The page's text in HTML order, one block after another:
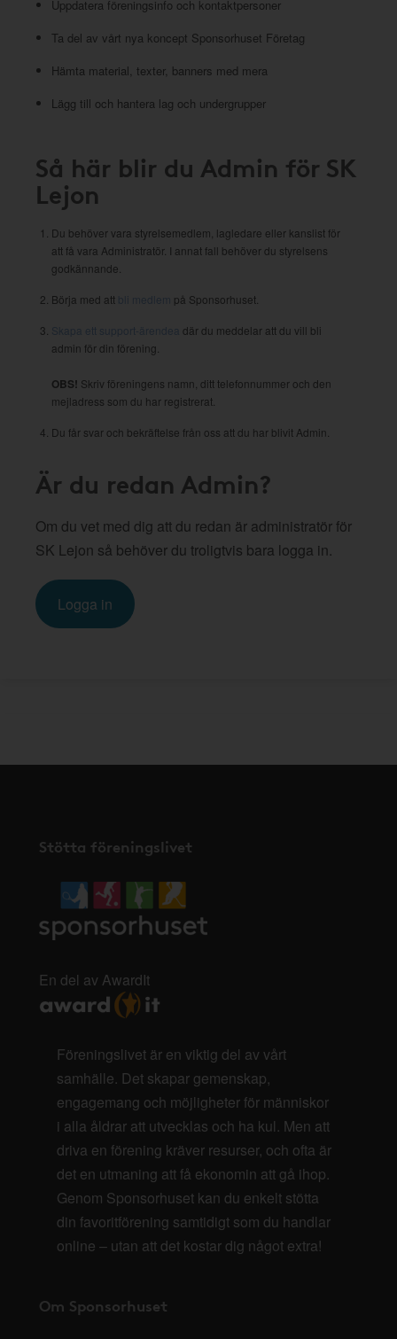
Uppdatera föreningsinfo och kontaktpersoner
Ta del av vårt nya koncept Sponsorhuset Företag
Hämta material, texter, banners med mera
Lägg till och hantera lag och undergrupper
Så här blir du Admin för SK
Lejon
Du behöver vara styrelsemedlem, lagledare eller kanslist för
att få vara Administratör. I annat fall behöver du styrelsens
godkännande.
Börja med att bli medlem på Sponsorhuset.
Skapa ett support-ärendea
där du meddelar att du vill bli
admin för din förening.
OBS! Skriv föreningens namn, ditt telefonnummer och den
mejladress som du har registrerat.
Du får svar och bekräftelse från oss att du har blivit Admin.
Är du redan Admin?
Om du vet med dig att du redan är administratör för
SK Lejon så behöver du troligtvis bara logga in.
Logga in
Stötta föreningslivet
En del av AwardIt
Föreningslivet är en viktig del av vårt
samhälle. Det skapar gemenskap,
engagemang och möjligheter för människor
i alla åldrar att utvecklas och ha kul. Men att
driva en förening kräver resurser, och ofta är
det en utmaning att få ekonomin att gå ihop.
Genom Sponsorhuset kan du enkelt stötta
din favoritförening samtidigt som du handlar
online – utan att det kostar dig något extra!
Om Sponsorhuset